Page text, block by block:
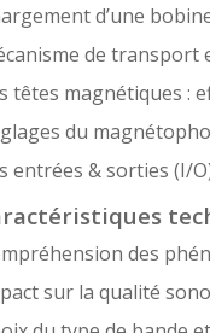
d’une
de transport
têtes magnétiques :
du
entrées & sorties (I/
des
sur la qualité